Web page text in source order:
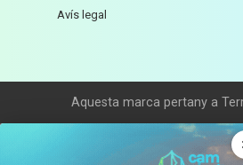
Avís legal
Aquesta marca pertany a